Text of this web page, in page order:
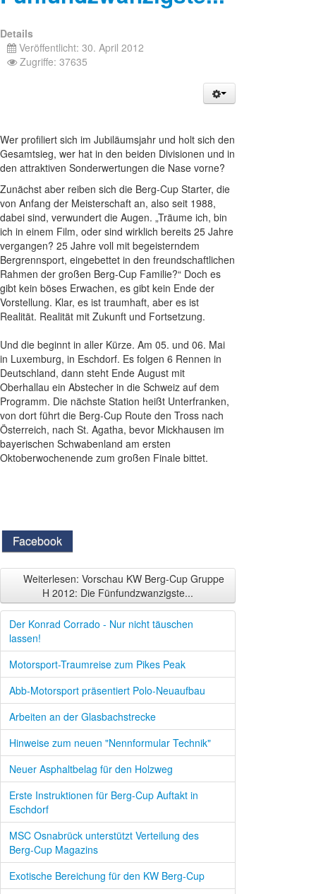
Details
Veröffentlicht: 30. April 2012
Zugriffe: 37635
Wer profiliert sich im Jubiläumsjahr und holt sich den
Gesamtsieg, wer hat in den beiden Divisionen und in
den attraktiven Sonderwertungen die Nase vorne?
Zunächst aber reiben sich die Berg-Cup Starter, die
von Anfang der Meisterschaft an, also seit 1988,
dabei sind, verwundert die Augen. „Träume ich, bin
ich in einem Film, oder sind wirklich bereits 25 Jahre
vergangen? 25 Jahre voll mit begeisterndem
Bergrennsport, eingebettet in den freundschaftlichen
Rahmen der großen Berg-Cup Familie?“ Doch es
gibt kein böses Erwachen, es gibt kein Ende der
Vorstellung. Klar, es ist traumhaft, aber es ist
Realität. Realität mit Zukunft und Fortsetzung.
Und die beginnt in aller Kürze. Am 05. und 06. Mai
in Luxemburg, in Eschdorf. Es folgen 6 Rennen in
Deutschland, dann steht Ende August mit
Oberhallau ein Abstecher in die Schweiz auf dem
Programm. Die nächste Station heißt Unterfranken,
von dort führt die Berg-Cup Route den Tross nach
Österreich, nach St. Agatha, bevor Mickhausen im
bayerischen Schwabenland am ersten
Oktoberwochenende zum großen Finale bittet.
Facebook
Weiterlesen: Vorschau KW Berg-Cup Gruppe
H 2012: Die Fünfundzwanzigste...
Der Konrad Corrado - Nur nicht täuschen
lassen!
Motorsport-Traumreise zum Pikes Peak
Abb-Motorsport präsentiert Polo-Neuaufbau
Arbeiten an der Glasbachstrecke
Hinweise zum neuen "Nennformular Technik"
Neuer Asphaltbelag für den Holzweg
Erste Instruktionen für Berg-Cup Auftakt in
Eschdorf
MSC Osnabrück unterstützt Verteilung des
Berg-Cup Magazins
Exotische Bereichung für den KW Berg-Cup